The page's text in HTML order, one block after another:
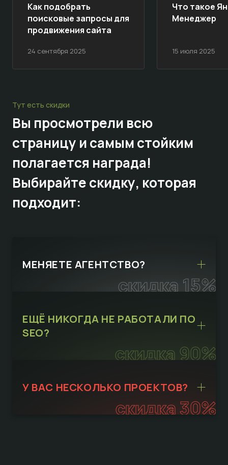
24 сентября 2025
Как подобрать
поисковые запросы для
продвижения сайта
15 июля 2025
Что такое
Менеджер
Тут есть скидки
Вы просмотрели всю
страницу и самым стойким
полагается награда!
Выбирайтескидку, которая
подходит:
скидка 15%
МЕНЯЕТЕ АГЕНТСТВО?
скидка 90%
ЕЩЁ НИКОГДА НЕ РАБОТАЛИ ПО
SEO?
скидка 30%
У ВАС НЕСКОЛЬКО ПРОЕКТОВ?